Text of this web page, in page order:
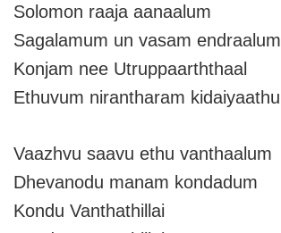
Solomon raaja aanaalum
Sagalamum un vasam endraalum
Konjam nee Utruppaarththaal
Ethuvum nirantharam kidaiyaathu
Vaazhvu saavu ethu vanthaalum
Dhevanodu manam kondadum
Kondu Vanthathillai